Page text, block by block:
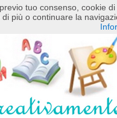
tuo consenso, cookie
più o continuare la